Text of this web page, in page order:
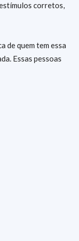
corretos,
de quem tem essa
Essas pessoas